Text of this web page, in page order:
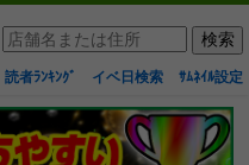
読者ﾗﾝｷﾝｸﾞ イベ日検索 ｻﾑﾈｲﾙ設定